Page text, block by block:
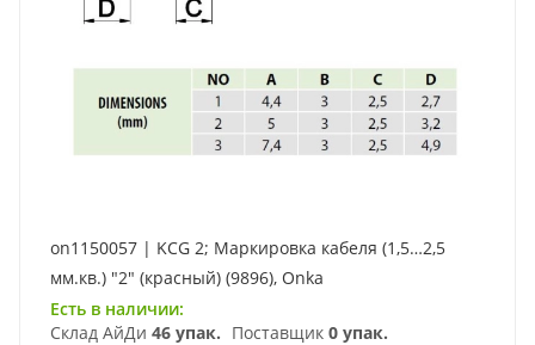
on1150057 | KCG 2; Маркировка кабеля (1,5…2,5
мм.кв.) "2" (красный) (9896), Onka
Есть в наличии:
Склад АйДи 46 упак. Поставщик 0 упак.